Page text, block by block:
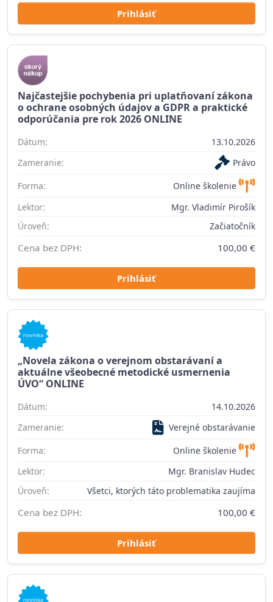
Prihlásiť
Najčastejšie pochybenia pri uplatňovaní zákona
o ochrane osobných údajov a GDPR a praktické
odporúčania pre rok 2026 ONLINE
Dátum:
13.10.2026
Zameranie:
Právo
Forma:
Online školenie
Lektor:
Mgr. Vladimír Pirošík
Úroveň:
Začiatočník
Cena bez DPH: 100,00 €
Prihlásiť
„Novela zákona o verejnom obstarávaní a
aktuálne všeobecné metodické usmernenia
ÚVO“ ONLINE
Dátum:
14.10.2026
Zameranie:
Verejné obstarávanie
Forma:
Online školenie
Lektor:
Mgr. Branislav Hudec
Úroveň:
Všetci, ktorých táto problematika zaujíma
Cena bez DPH: 100,00 €
Prihlásiť